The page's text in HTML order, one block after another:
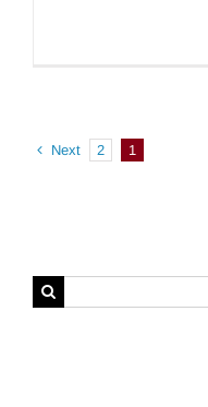
1
2
Next